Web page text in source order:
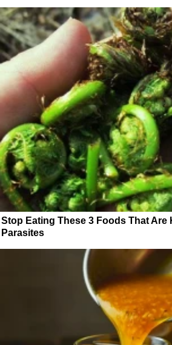
Stop Eating These 3 Foods That Are
Parasites